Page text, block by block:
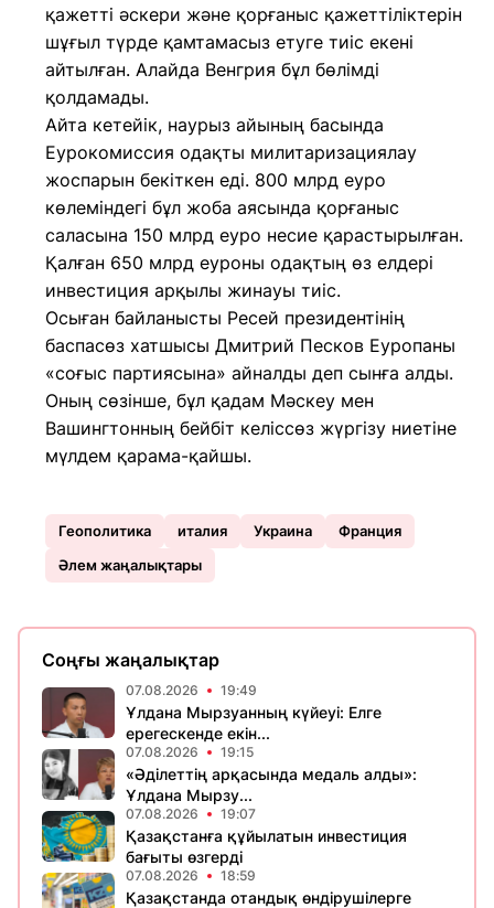
қажетті әскери және қорғаныс қажеттіліктерін
шұғыл түрде қамтамасыз етуге тиіс екені
айтылған. Алайда Венгрия бұл бөлімді
қолдамады.
Айта кетейік, наурыз айының басында
Еурокомиссия одақты милитаризациялау
жоспарын бекіткен еді. 800 млрд еуро
көлеміндегі бұл жоба аясында қорғаныс
саласына 150 млрд еуро несие қарастырылған.
Қалған 650 млрд еуроны одақтың өз елдері
инвестиция арқылы жинауы тиіс.
Осыған байланысты Ресей президентінің
баспасөз хатшысы Дмитрий Песков Еуропаны
«соғыс партиясына» айналды деп сынға алды.
Оның сөзінше, бұл қадам Мәскеу мен
Вашингтонның бейбіт келіссөз жүргізу ниетіне
мүлдем қарама-қайшы.
Геополитика италия Украина
Франция
Әлем жаңалықтары
Соңғы жаңалықтар
07.08.2026 19:49
Ұлдана Мырзуанның күйеуі: Елге
ерегескенде екін...
07.08.2026 19:15
«Әділеттің арқасында медаль алды»:
Ұлдана Мырзу...
07.08.2026 19:07
Қазақстанға құйылатын инвестиция
бағыты өзгерді
07.08.2026 18:59
Қазақстанда отандық өндірушілерге